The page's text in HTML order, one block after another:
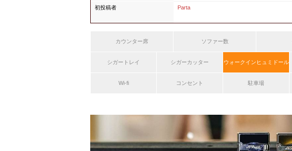
初投稿者 Parta
カウンター席 ソファー数
シガートレイ シガーカッター ウォークインヒュミドール
Wi-fi コンセント 駐車場